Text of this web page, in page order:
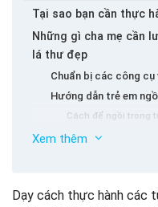
Tại sao bạn cần thực
Những gì cha mẹ cần
lá thư đẹp
Chuẩn bị các công cụ
Hướng dẫn trẻ em
Cách để ngồi trong
Tạo không gian học
Hướng dẫn trẻ em từ
Xem thêm
Dạy cách thực hành các